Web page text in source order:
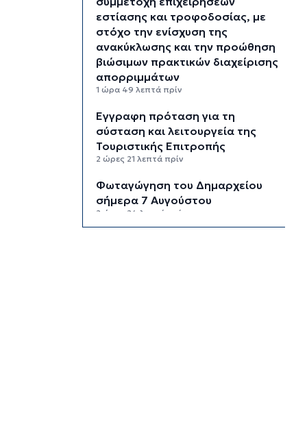
εστίασης και τροφοδοσίας, με
στόχο την ενίσχυση της
ανακύκλωσης και την προώθηση
βιώσιμων πρακτικών διαχείρισης
απορριμμάτων
1 ώρα 49 λεπτά πρίν
Έγγραφη πρόταση για τη
σύσταση και λειτουργεία της
Τουριστικής Επιτροπής
2 ώρες 21 λεπτά πρίν
Φωταγώγηση του Δημαρχείου
σήμερα 7 Αυγούστου
2 ώρες 24 λεπτά πρίν